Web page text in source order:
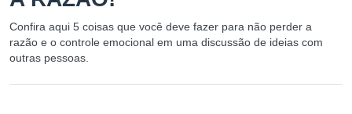
Confira aqui 5 coisas que você deve fazer para não perder a
razão e o controle emocional em uma discussão de ideias com
outras pessoas.